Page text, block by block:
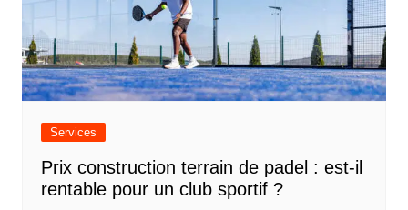
Services
Prix construction terrain de padel : est-il
rentable pour un club sportif ?